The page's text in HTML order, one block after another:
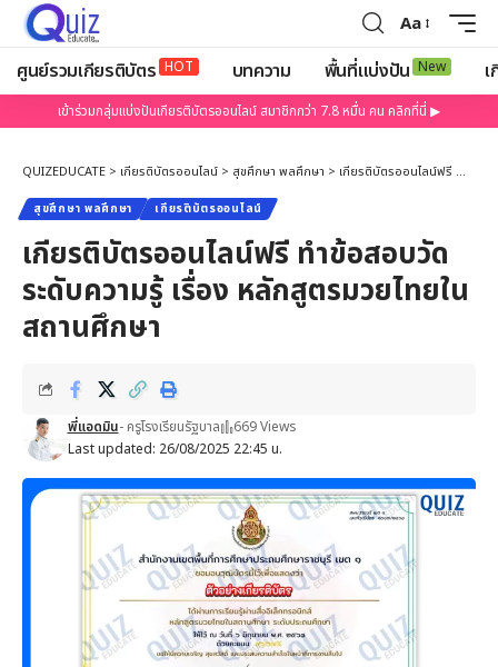
Aa
ศูนย์รวมเกียรติบัตร HOT บทความ พื้นที่แบ่งปัน New
เข้าร่วมกลุ่มแบ่งปันเกียรติบัตรออนไลน์ สมาชิกกว่า 7.8 หมื่น คน คลิกที่นี่ ▶
QUIZEDUCATE > เกียรติบัตรออนไลน์ > สุขศึกษา พลศึกษา > เกียรติบัตรออนไลน์ฟรี ทำข้อสอบวัดระดับความรู้ เรื่อง หลักสูตรมวยไทยในสถานศึกษา
สุขศึกษา พลศึกษา เกียรติบัตรออนไลน์
เกียรติบัตรออนไลน์ฟรี ทำข้อสอบวัด
ระดับความรู้ เรื่อง หลักสูตรมวยไทยใน
สถานศึกษา
Last updated: 26/08/2025 22:45 น.
พี่แอดมิน- ครูโรงเรียนรัฐบาล 669 Views